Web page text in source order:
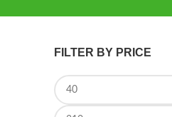
FILTER BY PRICE
Min price
Max price